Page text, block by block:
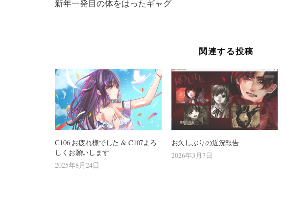
新年一発目の体をはったギャグ
関連する投稿
C106 お疲れ様でした & C107よろ
しくお願いします
2025年8月24日
お久しぶりの近況報告
2026年3月7日